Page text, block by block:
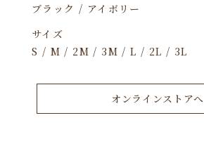
ブラック / アイボリー
サイズ
S / M / 2M / 3M / L / 2L / 3L
オンラインストアへ